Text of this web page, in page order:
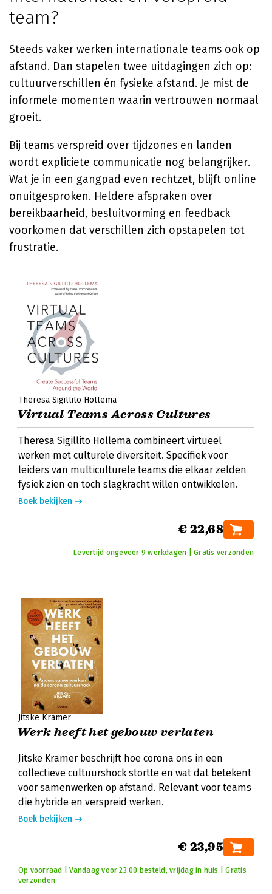
team?
Steeds vaker werken internationale teams ook op
afstand. Dan stapelen twee uitdagingen zich op:
cultuurverschillen én fysieke afstand. Je mist de
informele momenten waarin vertrouwen normaal
groeit.
Bij teams verspreid over tijdzones en landen
wordt expliciete communicatie nog belangrijker.
Wat je in een gangpad even rechtzet, blijft online
onuitgesproken. Heldere afspraken over
bereikbaarheid, besluitvorming en feedback
voorkomen dat verschillen zich opstapelen tot
frustratie.
Theresa Sigillito Hollema
Virtual Teams Across Cultures
Theresa Sigillito Hollema combineert virtueel
werken met culturele diversiteit. Specifiek voor
leiders van multiculturele teams die elkaar zelden
fysiek zien en toch slagkracht willen ontwikkelen.
Boek bekijken
€ 22,68
Levertijd ongeveer 9 werkdagen | Gratis verzonden
Jitske Kramer
Werk heeft het gebouw verlaten
Jitske Kramer beschrijft hoe corona ons in een
collectieve cultuurshock stortte en wat dat betekent
voor samenwerken op afstand. Relevant voor teams
die hybride en verspreid werken.
Boek bekijken
€ 23,95
Op voorraad | Vandaag voor 23:00 besteld, vrijdag in huis | Gratis
verzonden